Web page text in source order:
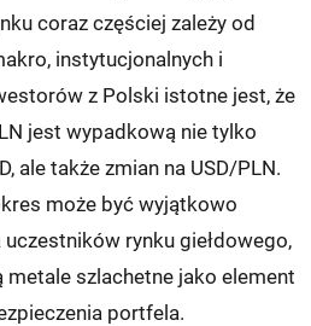
coraz częściej zależy od
instytucjonalnych i
z Polski istotne jest, że
jest wypadkową nie tylko
ale także zmian na USD/PLN.
może być wyjątkowo
rynku giełdowego,
szlachetne jako element
portfela.